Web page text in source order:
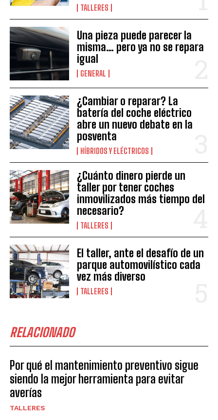
TALLERES
Una pieza puede parecer la
misma… pero ya no se repara
igual
GENERAL
¿Cambiar o reparar? La
batería del coche eléctrico
abre un nuevo debate en la
posventa
HÍBRIDOS Y ELÉCTRICOS
¿Cuánto dinero pierde un
taller por tener coches
inmovilizados más tiempo del
necesario?
TALLERES
El taller, ante el desafío de un
parque automovilístico cada
vez más diverso
TALLERES
RELACIONADO
Por qué el mantenimiento preventivo sigue
siendo la mejor herramienta para evitar
averías
TALLERES